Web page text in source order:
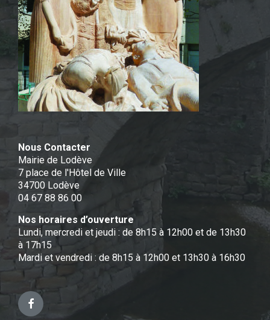
Nous Contacter
Mairie de Lodève
7 place de l'Hôtel de Ville
34700 Lodève
04 67 88 86 00
Nos horaires d’ouverture
Lundi, mercredi et jeudi : de 8h15 à 12h00 et de 13h30
à 17h15
Mardi et vendredi : de 8h15 à 12h00 et 13h30 à 16h30
Facebook